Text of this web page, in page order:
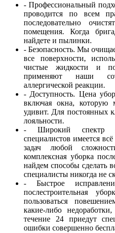
- Профессиональный
проводится по всем
последовательно
помещения. Когда
найдете и пылинки.
- Безопасность. Мы
все поверхности,
чистые жидкости и
применяют наши
аллергической реакции.
- Доступность. Цена
включая окна, которую
удивит. Для постоянных
лояльности.
- Широкий спектр
специалистов имеется
задач любой
комплексная уборка
найдем способы сделать
специалисты никогда не
- Быстрое
послестроительная
пользоваться
какие-либо
течение 24 приедут
ошибки совершенно